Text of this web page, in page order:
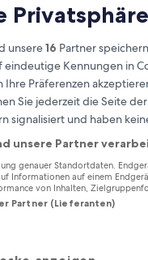
unsere16 Partner
eindeutige Kennungen in
Ihre Präferenzen
Sie jederzeit die Seite
signalisiert und haben
unsere Partner
genauer Standortdaten.
Informationen auf einem
von Inhalten,
Partner (Lieferanten)